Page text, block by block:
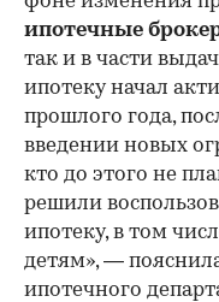
ипотечные
так и в части
ипотеку начал
прошлого года,
введении новых
кто до этого не
решили
ипотеку, в том
детям», —
ипотечного